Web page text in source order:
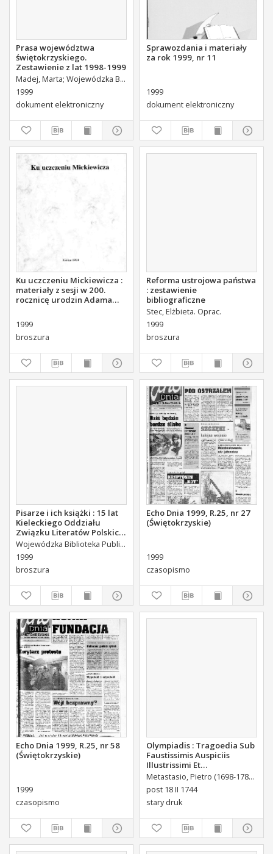
Prasa województwa
świętokrzyskiego.
Zestawienie z lat 1998-1999
Madej, Marta Wojewódzka Biblioteka Publiczna (Kielce). Dział Informacji i Bibliografii Regionalnej
1999
dokument elektroniczny
Sprawozdania i materiały
za rok 1999, nr 11
1999
dokument elektroniczny
Ku uczczeniu Mickiewicza :
materiały z sesji w 200.
rocznicę urodzin Adama
1999
broszura
Reforma ustrojowa państwa
: zestawienie
bibliograficzne
Stec, Elżbieta. Oprac.
1999
broszura
Pisarze i ich książki : 15 lat
Kieleckiego Oddziału
Związku Literatów Polskich
: wystawa ze zbiorów WBP w
Kielcach
Wojewódzka Biblioteka Publiczna (Kielce). Dział Informacyjno-Bibliograficzny.
1999
broszura
Echo Dnia 1999, R.25, nr 27
(Świętokrzyskie)
1999
czasopismo
Echo Dnia 1999, R.25, nr 58
(Świętokrzyskie)
1999
czasopismo
Olympiadis : Tragoedia Sub
Faustissimis Auspiciis
Illustrissimi Et
Eccellentissimi Comitis De
Brühl Liberi Baronis de
Forste & de Pfoerthen [...]
Metastasio, Pietro (1698-1782)
post 18 II 1744
stary druk